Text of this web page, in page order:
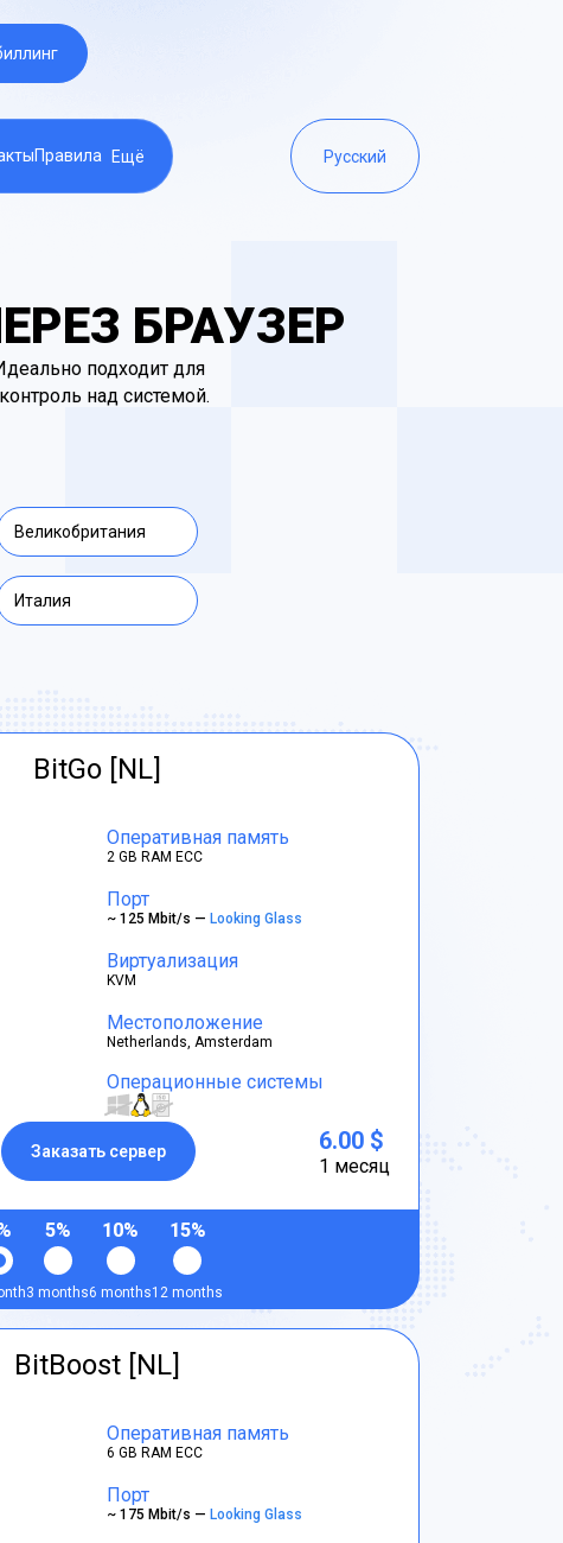
Правила Ещё Русский
БРАУЗЕР
подходит для
над системой.
Великобритания
Италия
BitGo [NL]
Оперативная память
2 GB RAM ECC
Порт
~ 125 Mbit/s —Looking Glass
Виртуализация
KVM
Местоположение
Netherlands, Amsterdam
Операционные системы
Заказать сервер 6.00 $
1 месяц
5%
3 months
10%
6 months
15%
12 months
BitBoost [NL]
Оперативная память
6 GB RAM ECC
Порт
~ 175 Mbit/s —Looking Glass